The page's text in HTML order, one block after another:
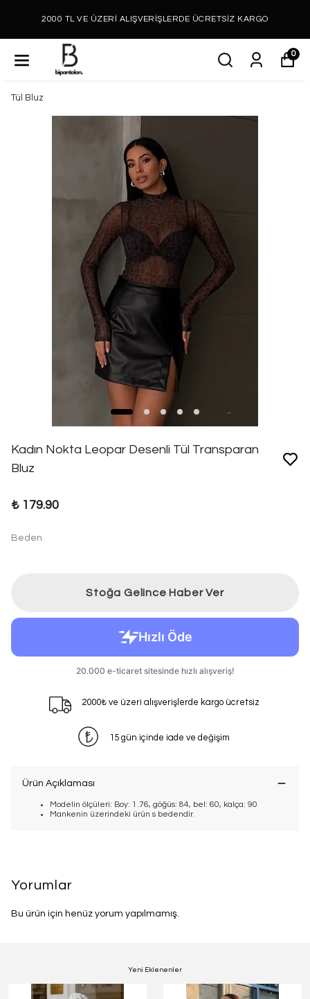
2000 TL VE ÜZERİ ALIŞVERİŞLERDE ÜCRETSİZ KARGO
0
Tül Bluz
Kadın Nokta Leopar Desenli Tül Transparan
Bluz
₺ 179.90
Beden
Stoğa Gelince Haber Ver
2000₺ ve üzeri alışverişlerde kargo ücretsiz
15 gün içinde iade ve değişim
Ürün Açıklaması
Modelin ölçüleri: Boy: 1.76, göğüs: 84, bel: 60, kalça: 90
Mankenin üzerindeki ürün s bedendir.
Yorumlar
Bu ürün için henüz yorum yapılmamış.
Yeni Eklenenler